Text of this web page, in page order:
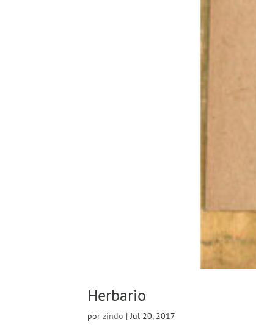
Herbario
por zindo |Jul 20, 2017